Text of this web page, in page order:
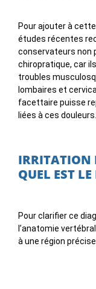
Pour ajouter à
études récentes
conservateurs non
chiropratique, car
troubles
lombaires et
facettaire puisse
liées à ces douleurs.
IRRITATION
QUEL EST
Pour clarifier ce
l’anatomie
à une région